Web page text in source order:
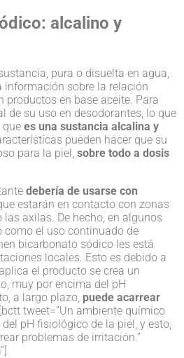
alcalino y
pura o disuelta en agua,
información sobre la relación
productos en base aceite. Para
de su uso en desodorantes, lo que
que es una sustancia alcalina y
pueden hacer que su
para la piel, sobre todo a dosis
debería de usarse con
estarán en contacto con zonas
axilas. De hecho, en algunos
el uso continuado de
bicarbonato sódico les está
locales. Esto es debido a
el producto se crea un
muy por encima del pH
a largo plazo, puede acarrear
. [bctt tweet=”Un ambiente químico
pH fisiológico de la piel, y esto,
problemas de irritación.”